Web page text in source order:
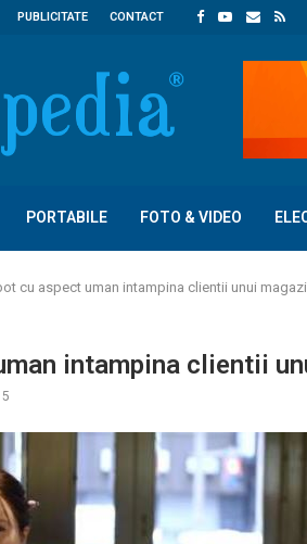
PUBLICITATE CONTACT
PORTABILE FOTO & VIDEO
cu aspect uman intampina clientii unui
intampina clientii